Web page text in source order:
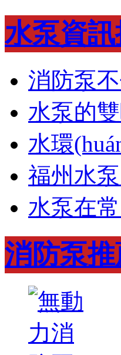
水泵資
消防泵
水泵的
水環
福州水
水泵在
消防泵